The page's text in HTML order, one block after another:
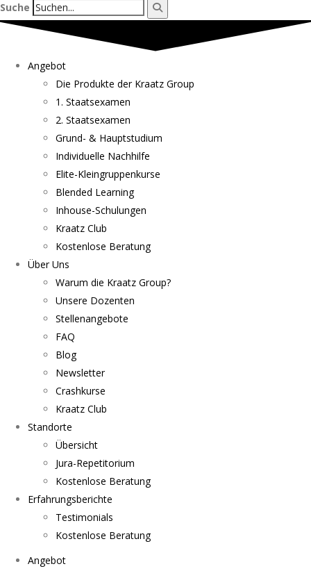
Suche
Angebot
Die Produkte der Kraatz Group
1. Staatsexamen
2. Staatsexamen
Grund- & Hauptstudium
Individuelle Nachhilfe
Elite-Kleingruppenkurse
Blended Learning
Inhouse-Schulungen
Kraatz Club
Kostenlose Beratung
Über Uns
Warum die Kraatz Group?
Unsere Dozenten
Stellenangebote
FAQ
Blog
Newsletter
Crashkurse
Kraatz Club
Standorte
Übersicht
Jura-Repetitorium
Kostenlose Beratung
Erfahrungsberichte
Testimonials
Kostenlose Beratung
Angebot